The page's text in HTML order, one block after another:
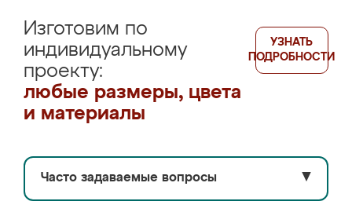
Изготовим по
индивидуальному
проекту:
любые размеры, цвета
и материалы
УЗНАТЬ
ПОДРОБНОСТИ
Часто задаваемые вопросы ▼